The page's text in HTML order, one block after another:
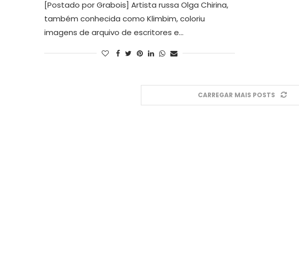
[Postado por Grabois] Artista russa Olga Chirina,
também conhecida como Klimbim, coloriu
imagens de arquivo de escritores e…
CARREGAR MAIS POSTS